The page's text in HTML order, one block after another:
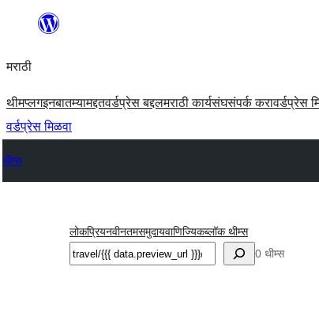
सामुग्रीवर
मराठी
थीमप्लगइनबातम्यामद्दतवर्डप्रेस बद्दलमराठी कार्यसंघसंपर्क करावर्डप्रेस
वर्डप्रेस मिळवा
थीम्स
लोकप्रियनवीनतमसमुदायवाणिज्यिकब्लॉक थीम्स
शोधा 0 थीम्स